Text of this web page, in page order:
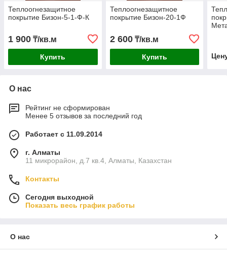
Теплоогнезащитное
покрытие Бизон-5-1-Ф-К
1 900 ₸/кв.м
Купить
Теплоогнезащитное
покрытие Бизон-20-1Ф
2 600₸/кв.м
Купить
О нас
Рейтинг не сформирован
Менее 5 отзывов за последний год
Работает с 11.09.2014
г. Алматы
11 микрорайон, д.7 кв.4, Алматы, Казахстан
Контакты
Сегодня выходной
Показать весь график работы
О нас